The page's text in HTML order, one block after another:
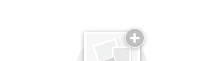
Поділиться досвідом використання